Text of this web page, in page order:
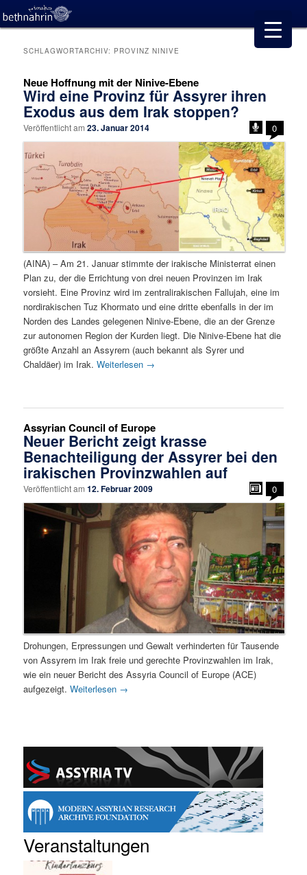
SCHLAGWORTARCHIV: PROVINZ NINIVE
Neue Hoffnung mit der Ninive-Ebene
Wird eine Provinz für Assyrer ihren
Exodus aus dem Irak stoppen?
Veröffentlicht am23. Januar 2014 0
(AINA) – Am 21. Januar stimmte der irakische Ministerrat einen
Plan zu, der die Errichtung von drei neuen Provinzen im Irak
vorsieht. Eine Provinz wird im zentralirakischen Fallujah, eine im
nordirakischen Tuz Khormato und eine dritte ebenfalls in der im
Norden des Landes gelegenen Ninive-Ebene, die an der Grenze
zur autonomen Region der Kurden liegt. Die Ninive-Ebene hat die
größte Anzahl an Assyrern (auch bekannt als Syrer und
Chaldäer) im Irak.Weiterlesen →
Assyrian Council of Europe
Neuer Bericht zeigt krasse
Benachteiligung der Assyrer bei den
irakischen Provinzwahlen auf
Veröffentlicht am12. Februar 2009 0
Drohungen, Erpressungen und Gewalt verhinderten für Tausende
von Assyrern im Irak freie und gerechte Provinzwahlen im Irak,
wie ein neuer Bericht des Assyria Council of Europe (ACE)
aufgezeigt.Weiterlesen →
Veranstaltungen